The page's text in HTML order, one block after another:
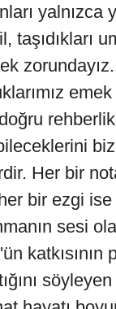
yalnızca
taşıdıkları
Her bir
bir ezgi
sesi
katkısının